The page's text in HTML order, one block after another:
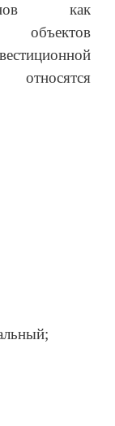
как
объектов
относятся